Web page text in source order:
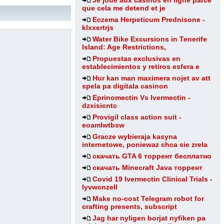
que cela me detend et je
Eczema Herpeticum Prednisone -
klxxertrjs
Water Bike Excursions in Tenerife
Island: Age Restrictions,
Propuestas exclusivas en
establecimientos y retiros esfera e
Hur kan man maximera nojet av att
spela pa digitala casinon
Eprinomectin Vs Ivermectin -
dzxisicntc
Provigil class action suit -
eoamlwtbsw
Gracze wybieraja kasyna
internetowe, poniewaz chca sie zrela
скачать GTA 6 торрент бесплатно
скачать Minecraft Java торрент
Covid 19 Ivermectin Clinical Trials -
lyvwcnzell
Make no-cost Telegram robot for
crafting presents, subscript
Jag har nyligen borjat nyfiken pa